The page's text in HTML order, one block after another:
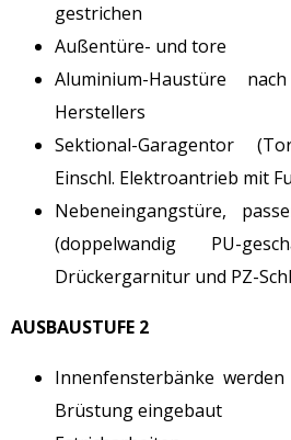
gestrichen
Außentüre- und tore
Aluminium-Haustüre
Herstellers
Sektional-Garagentor
Einschl. Elektroantrieb mit
Nebeneingangstüre,
(doppelwandig PU-
Drückergarnitur und PZ-
AUSBAUSTUFE 2
Innenfensterbänke
Brüstung eingebaut